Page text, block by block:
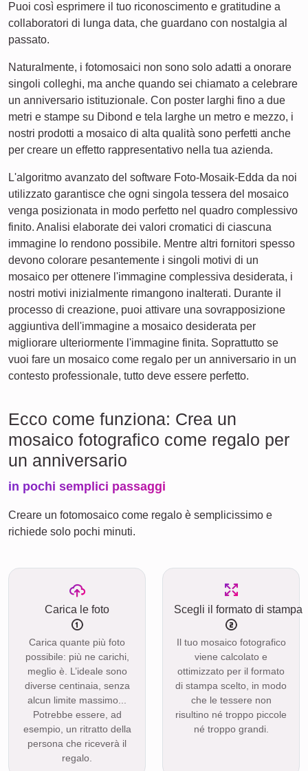
Puoi così esprimere il tuo riconoscimento e gratitudine a
collaboratori di lunga data, che guardano con nostalgia al
passato.
Naturalmente, i fotomosaici non sono solo adatti a onorare
singoli colleghi, ma anche quando sei chiamato a celebrare
un anniversario istituzionale. Con poster larghi fino a due
metri e stampe su Dibond e tela larghe un metro e mezzo, i
nostri prodotti a mosaico di alta qualità sono perfetti anche
per creare un effetto rappresentativo nella tua azienda.
L'algoritmo avanzato del software Foto-Mosaik-Edda da noi
utilizzato garantisce che ogni singola tessera del mosaico
venga posizionata in modo perfetto nel quadro complessivo
finito. Analisi elaborate dei valori cromatici di ciascuna
immagine lo rendono possibile. Mentre altri fornitori spesso
devono colorare pesantemente i singoli motivi di un
mosaico per ottenere l'immagine complessiva desiderata, i
nostri motivi inizialmente rimangono inalterati. Durante il
processo di creazione, puoi attivare una sovrapposizione
aggiuntiva dell'immagine a mosaico desiderata per
migliorare ulteriormente l'immagine finita. Soprattutto se
vuoi fare un mosaico come regalo per un anniversario in un
contesto professionale, tutto deve essere perfetto.
Ecco come funziona: Crea un
mosaico fotografico come regalo per
un anniversario
in pochi semplici passaggi
Creare un fotomosaico come regalo è semplicissimo e
richiede solo pochi minuti.
Carica le foto
Carica quante più foto
possibile: più ne carichi,
meglio è. L’ideale sono
diverse centinaia, senza
alcun limite massimo...
Potrebbe essere, ad
esempio, un ritratto della
persona che riceverà il
regalo.
Scegli il formato di stampa
Il tuo mosaico fotografico
viene calcolato e
ottimizzato per il formato
di stampa scelto, in modo
che le tessere non
risultino né troppo piccole
né troppo grandi.